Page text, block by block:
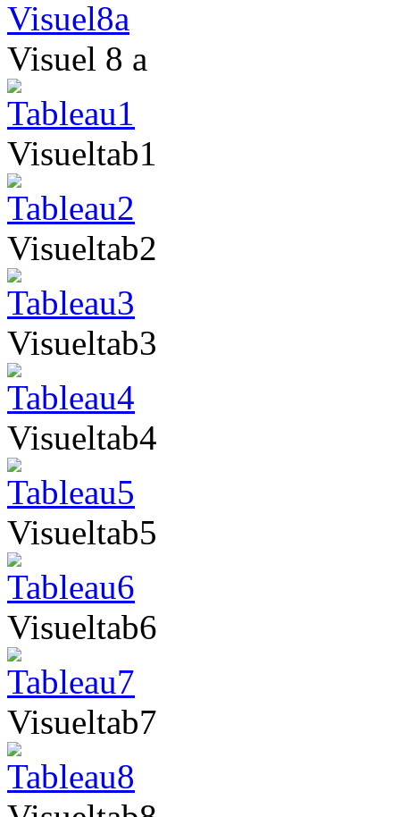
Visuel 8 a
Visueltab1
Visueltab2
Visueltab3
Visueltab4
Visueltab5
Visueltab6
Visueltab7